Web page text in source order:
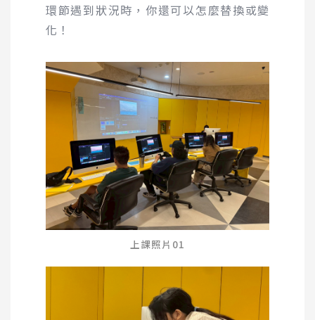
環節遇到狀況時，你還可以怎麼替換或變
化！
上課照片01